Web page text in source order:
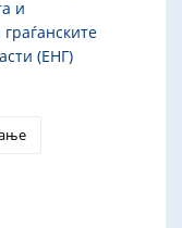
и
(ЕНГ)